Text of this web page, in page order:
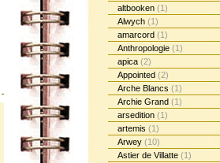
altbooken (1)
Alwych (1)
amarcord (1)
Anthropologie (1)
apica (2)
Appointed (2)
Arche Blancs (1)
Archie Grand (1)
arsedition (1)
artemis (1)
Arwey (10)
Astier de Villatte (1)